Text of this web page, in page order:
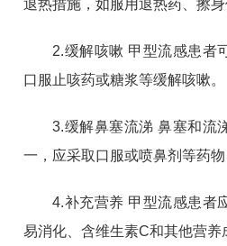
退热措施，如服用退热药、擦身
2.缓解咳嗽 甲型流感患者
口服止咳药或糖浆等缓解咳嗽
3.缓解鼻塞流涕 鼻塞和流
一，应采取口服或喷鼻剂等药物
4.补充营养 甲型流感患者
易消化、含维生素C和其他营养